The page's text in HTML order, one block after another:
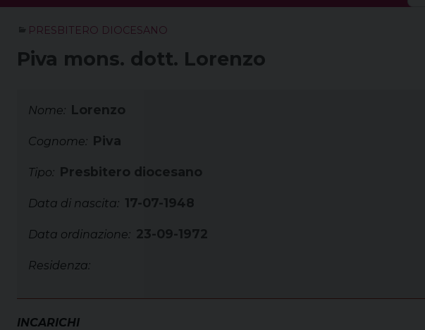
PRESBITERO DIOCESANO
Piva mons. dott. Lorenzo
Nome: Lorenzo
Cognome: Piva
Tipo: Presbitero diocesano
Data di nascita: 17-07-1948
Data ordinazione: 23-09-1972
Residenza:
INCARICHI